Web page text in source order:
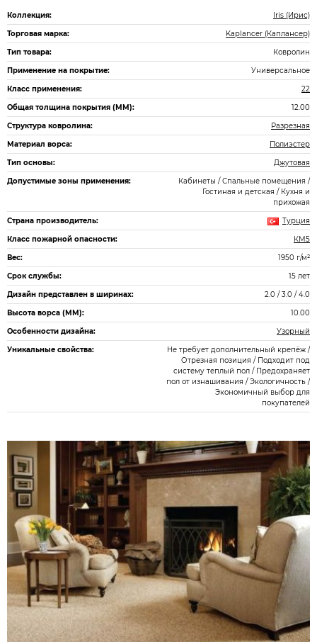
Коллекция:
Iris (Ирис)
Торговая марка:
Kaplancer (Каплансер)
Тип товара:
Ковролин
Применение на покрытие:
Универсальное
Класс применения:
22
Общая толщина покрытия (ММ):
12.00
Структура ковролина:
Разрезная
Материал ворса:
Полиэстер
Тип основы:
Джутовая
Допустимые зоны применения:
Кабинеты / Спальные помещения /
Гостиная и детская / Кухня и
прихожая
Страна производитель:
Турция
Класс пожарной опасности:
КМ5
Вес:
1950 г/м²
Срок службы:
15 лет
Дизайн представлен в ширинах:
2.0 / 3.0 / 4.0
Высота ворса (ММ):
10.00
Особенности дизайна:
Узорный
Уникальные свойства:
Не требует дополнительный крепёж /
Отрезная позиция / Подходит под
систему теплый пол / Предохраняет
пол от изнашивания / Экологичность /
Экономичный выбор для
покупателей